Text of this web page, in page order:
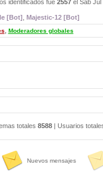
identificados fue 2557el Sab Jul
[Bot] Majestic-12 [Bot]
Moderadores globales
totales 8588| Usuarios
Nuevos mensajes